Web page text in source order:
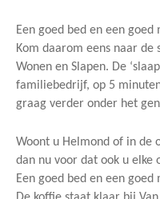
Een goed bed en een
Kom daarom eens naar de
Wonen en Slapen. De
familiebedrijf, op 5
graag verder onder het
Woont u Helmond of in de
dan nu voor dat ook u elke
Een goed bed en een